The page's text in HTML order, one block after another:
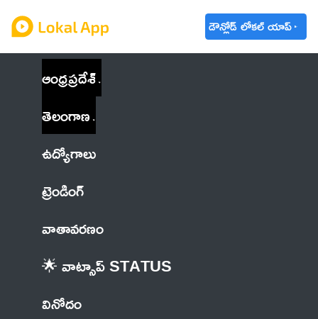
డౌన్లోడ్ లోకల్ యాప్
ఆంధ్రప్రదేశ్
తెలంగాణ
ఉద్యోగాలు
ట్రెండింగ్
వాతావరణం
🌟 వాట్సాప్ STATUS
వినోదం